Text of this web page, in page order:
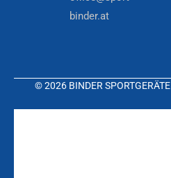
binder.at
© 2026 BINDER SPORTGERÄTE